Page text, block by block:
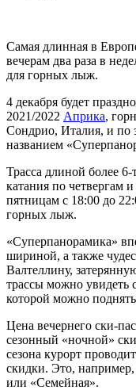
Самая длинная в
вечерам два раза в
для горных лыж.
4 декабря будет
2021/2022 Априка,
Сондрио, Италия, и по
названием
Трасса длиной более
катания по четвергам
пятницам с 18:00 до
горных лыж.
«Суперпанорамика»
шириной, а также
Валтеллину,
трассы можно увидеть
которой можно
Цена вечернего ски-
сезонный «ночной»
сезона курорт
скидки. Это, например,
или «Семейная».